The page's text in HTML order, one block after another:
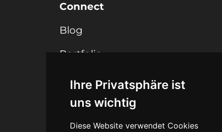
Ihre Privatsphäre ist
uns wichtig
Diese Website verwendet Cookies
Connect
Blog
Portfolio